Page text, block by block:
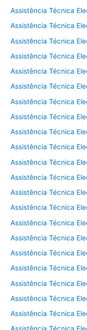
Assistência Técnica
Assistência Técnica
Assistência Técnica
Assistência Técnica
Assistência Técnica
Assistência Técnica
Assistência Técnica
Assistência Técnica
Assistência Técnica
Assistência Técnica
Assistência Técnica
Assistência Técnica
Assistência Técnica
Assistência Técnica
Assistência Técnica
Assistência Técnica
Assistência Técnica
Assistência Técnica
Assistência Técnica
Assistência Técnica
Assistência Técnica